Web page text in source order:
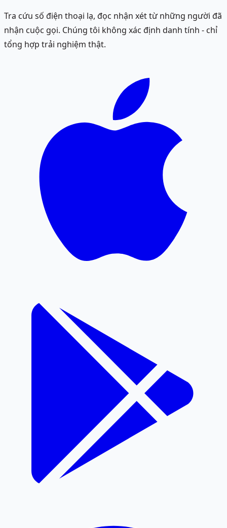
Tra cứu số điện thoại lạ, đọc nhận xét từ những người đã
nhận cuộc gọi. Chúng tôi không xác định danh tính - chỉ
tổng hợp trải nghiệm thật.